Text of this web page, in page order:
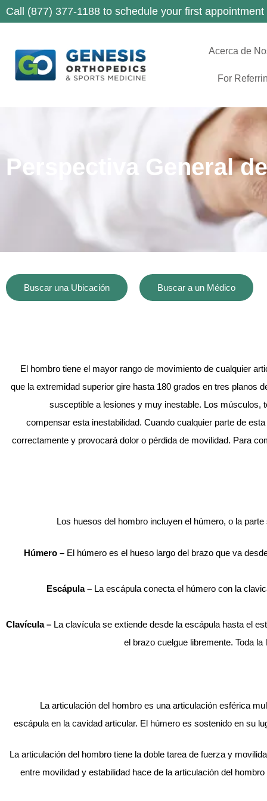
Call (877) 377-1188 to schedule your first appointment
Acerca de
For
Perspectiva General
Buscar una Ubicación Buscar a un Médico
El hombro tiene el mayor rango de movimiento de cualquier
que la extremidad superior gire hasta 180 grados en tres planos
susceptible a lesiones y muy inestable. Los músculos,
compensar esta inestabilidad. Cuando cualquier parte de
correctamente y provocará dolor o pérdida de movilidad. Para
Los huesos del hombro incluyen el húmero, o la
Húmero – El húmero es el hueso largo del brazo que va
Escápula – La escápula conecta el húmero con la
Clavícula – La clavícula se extiende desde la escápula hasta el
el brazo cuelgue libremente. Toda
La articulación del hombro es una articulación esférica
escápula en la cavidad articular. El húmero es sostenido en su
La articulación del hombro tiene la doble tarea de fuerza y
entre movilidad y estabilidad hace de la articulación del